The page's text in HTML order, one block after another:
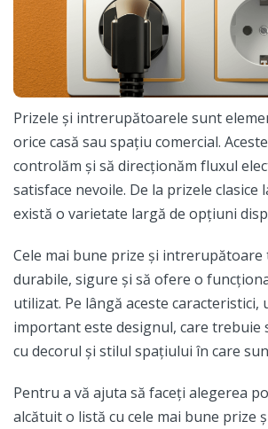
Prizele și intrerupătoarele sunt
orice casă sau spațiu comercial.
controlăm și să direcționăm fluxul
satisface nevoile. De la prizele clasice
există o varietate largă de opțiuni
Cele mai bune prize și intrerupătoare
durabile, sigure și să ofere o
utilizat. Pe lângă aceste caracteristici,
important este designul, care trebuie
cu decorul și stilul spațiului în care
Pentru a vă ajuta să faceți alegerea
alcătuit o listă cu cele mai bune prize